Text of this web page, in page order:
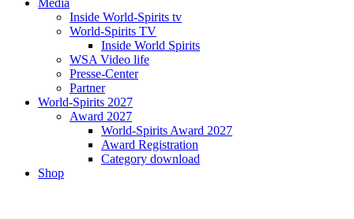
Media
Inside World-Spirits tv
World-Spirits TV
Inside World Spirits
WSA Video life
Presse-Center
Partner
World-Spirits 2027
Award 2027
World-Spirits Award 2027
Award Registration
Category download
Shop